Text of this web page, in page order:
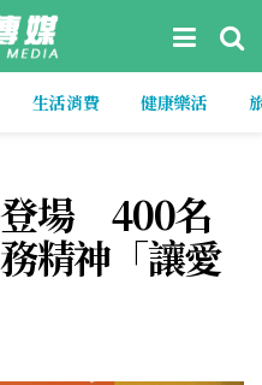
生活消費 健康樂活
登場 400名
精神「讓愛